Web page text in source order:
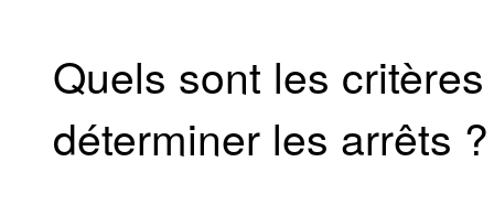
Quels sont les
déterminer les arrêts ?